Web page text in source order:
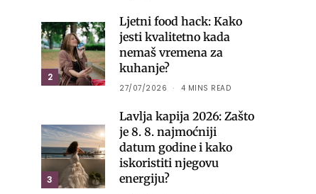
2
Ljetni food hack: Kako
jesti kvalitetno kada
nemaš vremena za
kuhanje?
27/07/2026 4 MINS READ
3
Lavlja kapija 2026: Zašto
je 8. 8. najmoćniji
datum godine i kako
iskoristiti njegovu
energiju?